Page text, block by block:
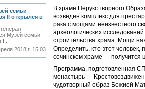
семьи
II открылся в
Музей семьи
II.
2018 г. 15:03
В храме Нерукотворного
возведен комплекс для
рака с мощами неизвестного
археологических
строительства храма. Мощи
Определить, кто этот человек,
сочинском храме — получится
Программа, подготовленная
монастырь —
чудотворный образ Божией